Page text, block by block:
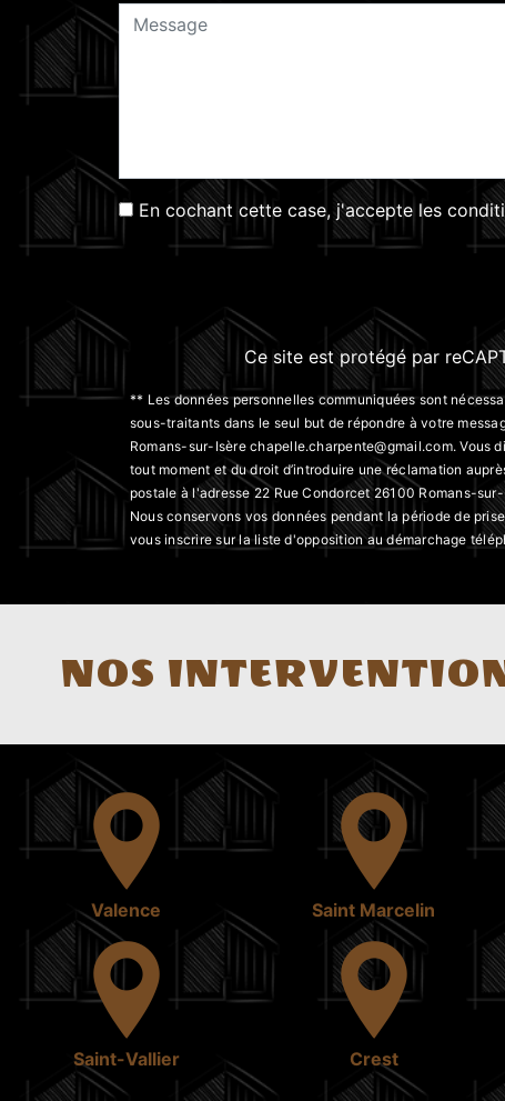
En cochant cette case, j'accepte les
Ce site est protégé par
** Les données personnelles communiquées sont
sous-traitants dans le seul but de répondre à votre
Romans-sur-Isère chapelle.charpente@gmail.com. Vous
tout moment et du droit d’introduire une réclamation
postale à l'adresse 22 Rue Condorcet 26100 Romans-
Nous conservons vos données pendant la période de
vous inscrire sur la liste d'opposition au démarchage
NOS
Valence Saint Marcelin
Saint-Vallier Crest